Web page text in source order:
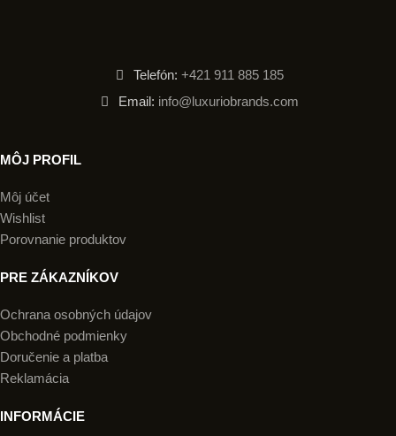
Telefón: +421 911 885 185
Email: info@luxuriobrands.com
MÔJ PROFIL
Môj účet
Wishlist
Porovnanie produktov
PRE ZÁKAZNÍKOV
Ochrana osobných údajov
Obchodné podmienky
Doručenie a platba
Reklamácia
INFORMÁCIE